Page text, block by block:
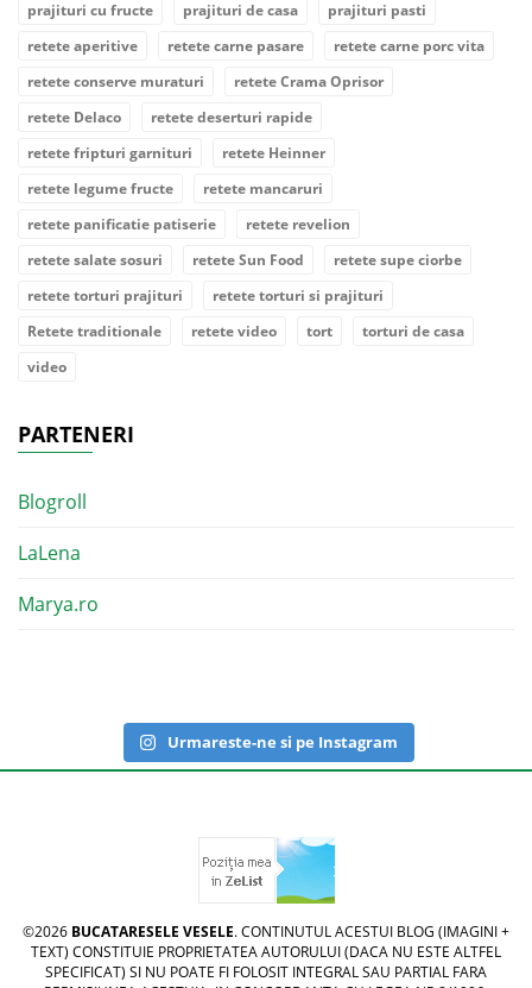
prajituri cu fructe
prajituri de casa
prajituri pasti
retete aperitive
retete carne pasare
retete carne porc vita
retete conserve muraturi
retete Crama Oprisor
retete Delaco
retete deserturi rapide
retete fripturi garnituri
retete Heinner
retete legume fructe
retete mancaruri
retete panificatie patiserie
retete revelion
retete salate sosuri
retete Sun Food
retete supe ciorbe
retete torturi prajituri
retete torturi si prajituri
Retete traditionale
retete video tort
torturi de casa
video
PARTENERI
Blogroll
LaLena
Marya.ro
Urmareste-ne si pe Instagram
©2026 BUCATARESELE VESELE. CONTINUTUL ACESTUI BLOG (IMAGINI +
TEXT) CONSTITUIE PROPRIETATEA AUTORULUI (DACA NU ESTE ALTFEL
SPECIFICAT) SI NU POATE FI FOLOSIT INTEGRAL SAU PARTIAL FARA